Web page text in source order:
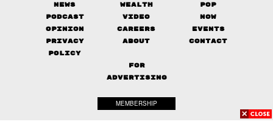
News Wealth
Pop
Podcast
Video
Now
Opinion
Careers
Events
Privacy
Policy
About Contact
FOR
ADVERTISING
MEMBERSHIP